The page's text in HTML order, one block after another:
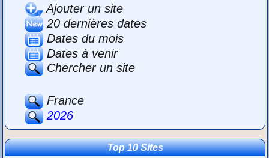
Ajouter un site
20 dernières dates
Dates du mois
Dates à venir
Chercher un site
France
2026
Top 10 Sites